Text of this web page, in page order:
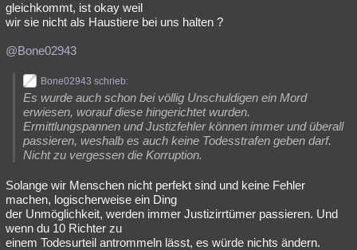
gleichkommt, ist okay weil
wir sie nicht als Haustiere bei uns halten ?
@Bone02943
Bone02943 schrieb:
Es wurde auch schon bei völlig Unschuldigen ein Mord
erwiesen, worauf diese hingerichtet wurden.
Ermittlungspannen und Justizfehler können immer und überall
passieren, weshalb es auch keine Todesstrafen geben darf.
Nicht zu vergessen die Korruption.
Solange wir Menschen nicht perfekt sind und keine Fehler
machen, logischerweise ein Ding
der Unmöglichkeit, werden immer Justizirrtümer passieren. Und
wenn du 10 Richter zu
einem Todesurteil antrommeln lässt, es würde nichts ändern.